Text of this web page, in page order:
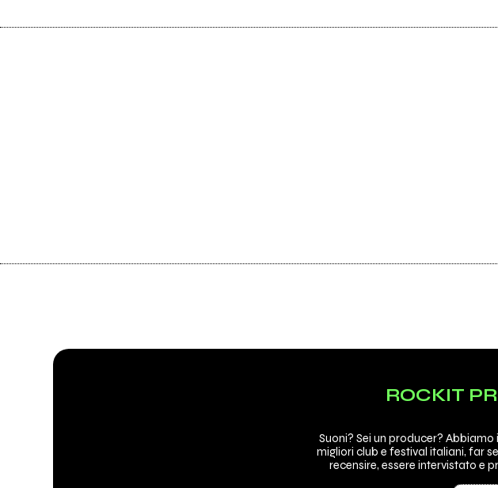
ROCKIT
Suoni? Sei un producer?
migliori club e festival italiani, far
recensire, essere intervistato e